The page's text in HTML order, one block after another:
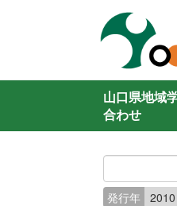
山口県地域
合わせ
発行年